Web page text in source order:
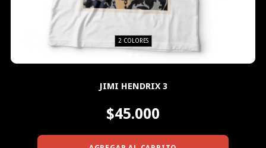
2 COLORES
JIMI HENDRIX 3
$45.000